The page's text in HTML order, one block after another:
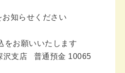
知らせください
をお願いいたします
支店 普通預金 10065